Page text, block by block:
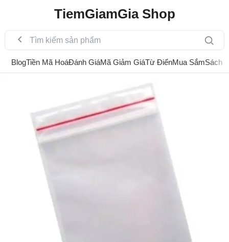
TiemGiamGia Shop
BlogTiền Mã HoáĐánh GiáMã Giảm GiáTừ ĐiểnMua SắmSách